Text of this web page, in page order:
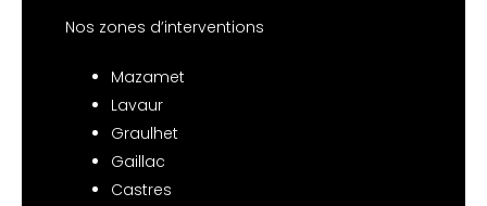
Nos zones d’interventions
Mazamet
Lavaur
Graulhet
Gaillac
Castres